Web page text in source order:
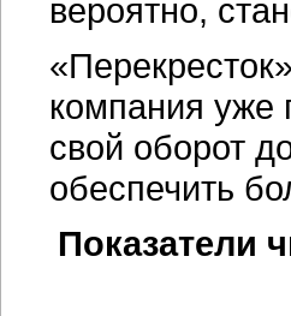
вероятно,
компания уже
свой оборот
обеспечить
Показатели